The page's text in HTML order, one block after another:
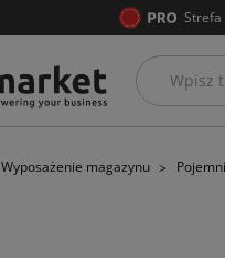
Wyposażenie magazynu